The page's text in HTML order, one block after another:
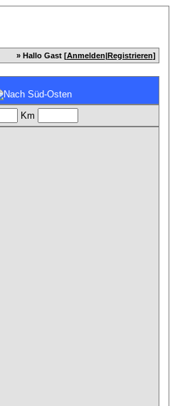
» Hallo Gast [Anmelden|Registrieren]
Km